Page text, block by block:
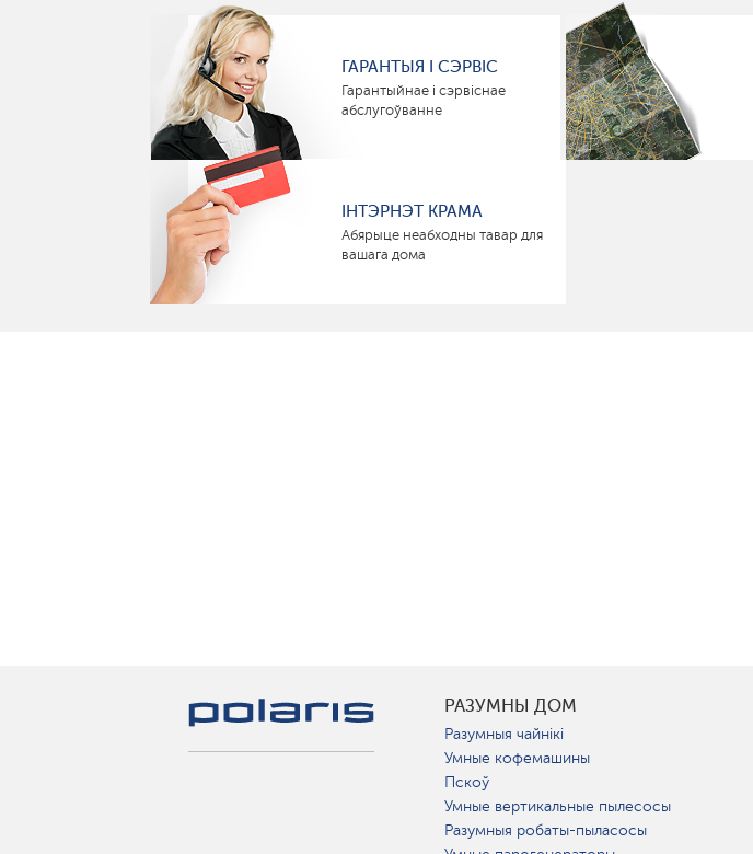
ГАРАНТЫЯ І СЭРВІС
Гарантыйнае і сэрвіснае
абслугоўванне
ІНТЭРНЭТ КРАМА
Абярыце неабходны тавар для
вашага дома
РАЗУМНЫ ДОМ
Разумныя чайнікі
Умные кофемашины
Пскоў
Умные вертикальные пылесосы
Разумныя робаты-пыласосы